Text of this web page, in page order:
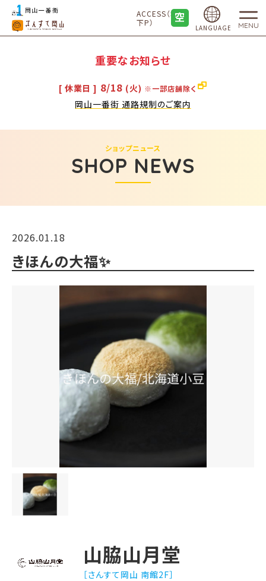
ACCESS（地
下P）
LANGUAGE MENU
重要なお知らせ
[ 休業日 ] 8/18 (火) ※一部店舗除く
岡山一番街 通路規制のご案内
SHOP NEWS
ショップニュース
2026.01.18
きほんの大福✨
山脇山月堂
［さんすて岡山 南館2F］